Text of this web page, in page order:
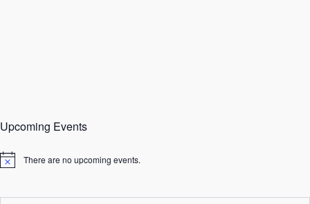
Upcoming Events
N
i
There are no upcoming events.